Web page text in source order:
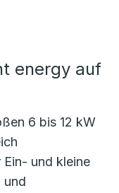
energy auf
6 bis 12 kW
und kleine
und